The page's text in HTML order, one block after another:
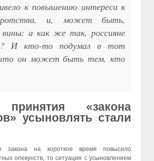
к повышению интереса к
и, может быть,
вины: а как же так, россияне
И кто-то подумал в тот
он может быть тем, кто
«закона
усыновлять стали
закона на короткое время повысило
опекунств, то ситуация с усыновлением